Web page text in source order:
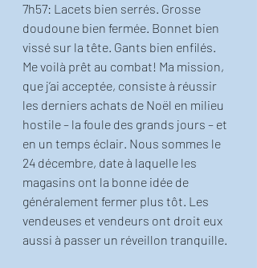
7h57: Lacets bien serrés. Grosse
doudoune bien fermée. Bonnet bien
vissé sur la tête. Gants bien enfilés.
Me voilà prêt au combat! Ma mission,
que j’ai acceptée, consiste à réussir
les derniers achats de Noël en milieu
hostile – la foule des grands jours – et
en un temps éclair. Nous sommes le
24 décembre, date à laquelle les
magasins ont la bonne idée de
généralement fermer plus tôt. Les
vendeuses et vendeurs ont droit eux
aussi à passer un réveillon tranquille.